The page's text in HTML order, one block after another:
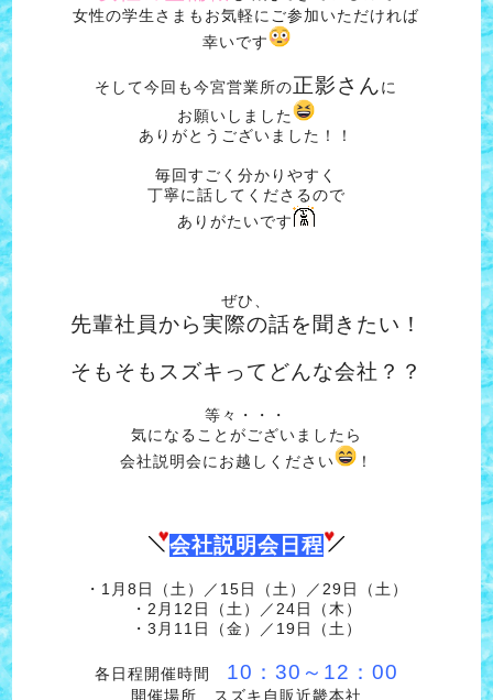
女性の学生さまもお気軽にご参加いただければ
幸いです
そして今回も今宮営業所の正影さんに
お願いしました
ありがとうございました！！
毎回すごく分かりやすく
丁寧に話してくださるので
ありがたいです
ぜひ、
先輩社員から実際の話を聞きたい！
そもそもスズキってどんな会社？？
等々・・・
気になることがございましたら
会社説明会にお越しください
！
会社説明会日程
・1月8日（土）／15日（土）／29日（土）
・2月12日（土）／24日（木）
・3月11日（金）／19日（土）
各日程開催時間 10：30～12：00
開催場所 スズキ自販近畿本社